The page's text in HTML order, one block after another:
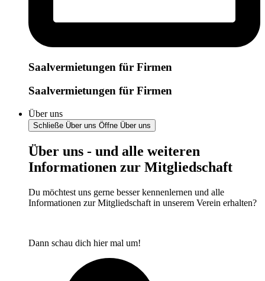
Saalvermietungen für Firmen
Saalvermietungen für Firmen
Über uns
Schließe Über uns Öffne Über uns
Über uns - und alle weiteren
Informationen zur Mitgliedschaft
Du möchtest uns gerne besser kennenlernen und alle
Informationen zur Mitgliedschaft in unserem Verein erhalten?
Dann schau dich hier mal um!